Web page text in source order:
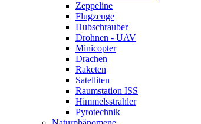
Zeppeline
Flugzeuge
Hubschrauber
Drohnen - UAV
Minicopter
Drachen
Raketen
Satelliten
Raumstation ISS
Himmelsstrahler
Pyrotechnik